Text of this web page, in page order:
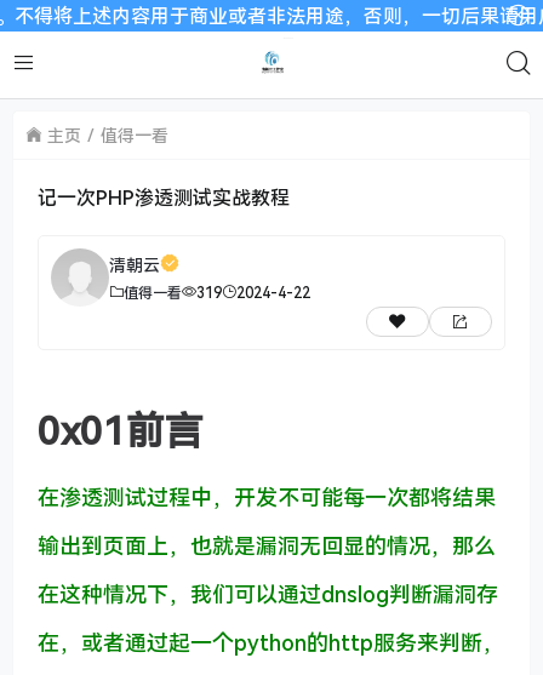
用于商业或者非法用途，否则，一切后果请用户自负。
主页 值得一看
记一次PHP渗透测试实战教程
清朝云
值得一看 319 2024-4-22
0x01前言
在渗透测试过程中，开发不可能每一次都将结果
输出到页面上，也就是漏洞无回显的情况，那么
在这种情况下，我们可以通过dnslog判断漏洞存
在，或者通过起一个python的http服务来判断，